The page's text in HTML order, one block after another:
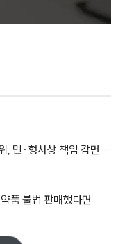
서초로펌과 알아보는 선의의 응급의료행위, 민·형사상 책임 감면의 의미
품 불법 판매했다면